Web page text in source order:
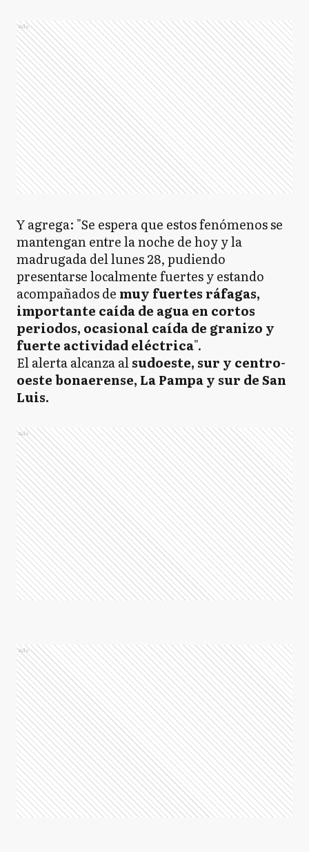
Ads
Y agrega: "Se espera que estos fenómenos se
mantengan entre la noche de hoy y la
madrugada del lunes 28, pudiendo
presentarse localmente fuertes y estando
acompañados de muy fuertes ráfagas,
importante caída de agua en cortos
periodos, ocasional caída de granizo y
fuerte actividad eléctrica".
El alerta alcanza alsudoeste, sur y centro-
oeste bonaerense, La Pampa y sur de San
Luis.
Ads
Ads